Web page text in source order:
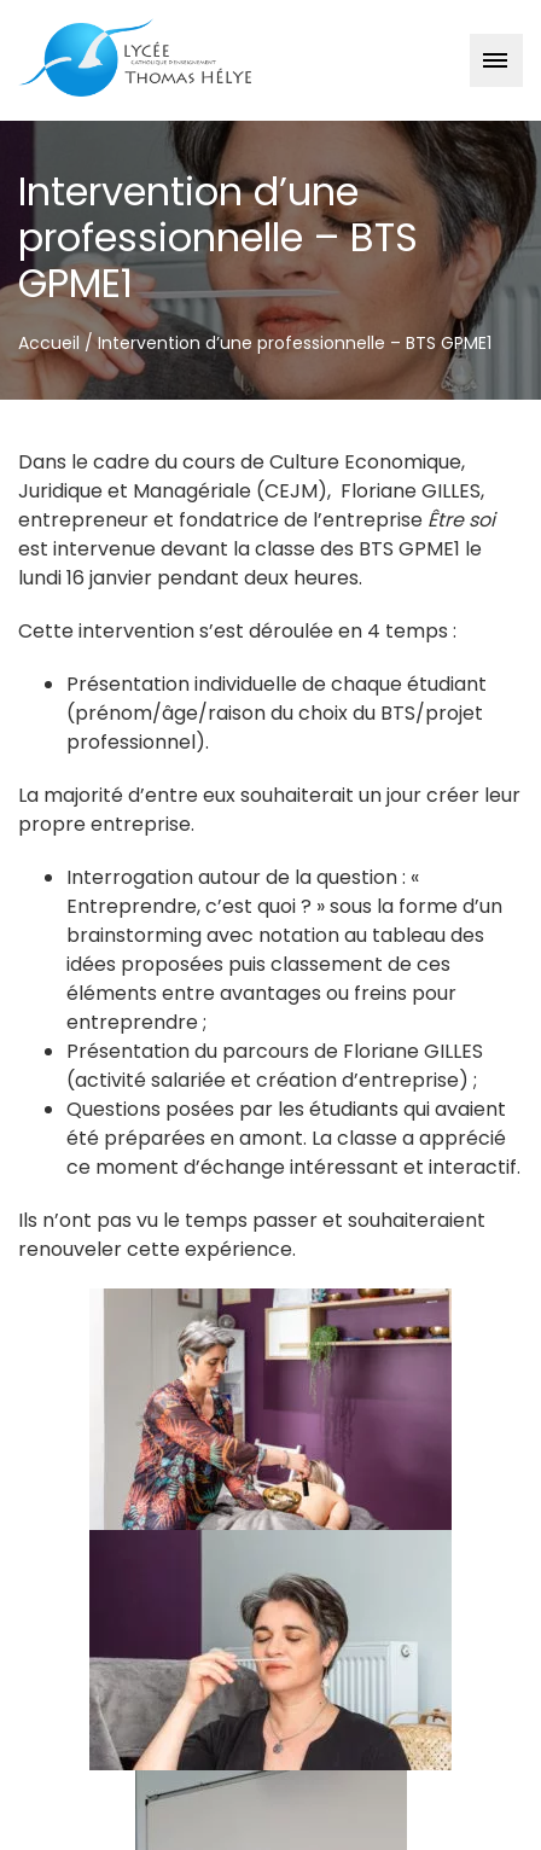
contenu
Intervention d’une
professionnelle – BTS
GPME1
Accueil /Intervention d’une professionnelle – BTS GPME1
Dans le cadre du cours de Culture Economique,
Juridique et Managériale (CEJM), Floriane GILLES,
entrepreneur et fondatrice de l’entreprise Être soi
est intervenue devant la classe des BTS GPME1 le
lundi 16 janvier pendant deux heures.
Cette intervention s’est déroulée en 4 temps :
Présentation individuelle de chaque étudiant
(prénom/âge/raison du choix du BTS/projet
professionnel).
La majorité d’entre eux souhaiterait un jour créer leur
propre entreprise.
Interrogation autour de la question : «
Entreprendre, c’est quoi ? » sous la forme d’un
brainstorming avec notation au tableau des
idées proposées puis classement de ces
éléments entre avantages ou freins pour
entreprendre ;
Présentation du parcours de Floriane GILLES
(activité salariée et création d’entreprise) ;
Questions posées par les étudiants qui avaient
été préparées en amont. La classe a apprécié
ce moment d’échange intéressant et interactif.
Ils n’ont pas vu le temps passer et souhaiteraient
renouveler cette expérience.